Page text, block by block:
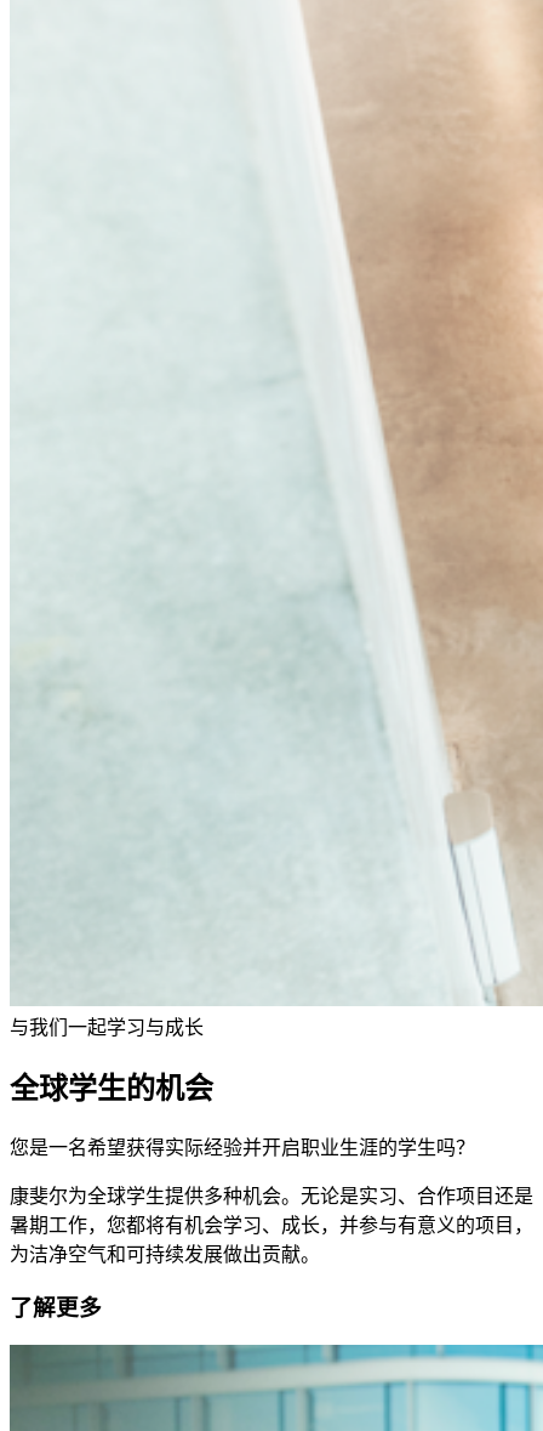
与我们一起学习与成长
全球学生的机会
您是一名希望获得实际经验并开启职业生涯的学生吗？
康斐尔为全球学生提供多种机会。无论是实习、合作项目还是
暑期工作，您都将有机会学习、成长，并参与有意义的项目，
为洁净空气和可持续发展做出贡献。
了解更多